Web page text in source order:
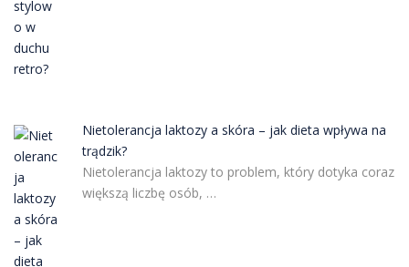
Nietolerancja laktozy a skóra – jak dieta wpływa na
trądzik?
Nietolerancja laktozy to problem, który dotyka coraz
większą liczbę osób, …